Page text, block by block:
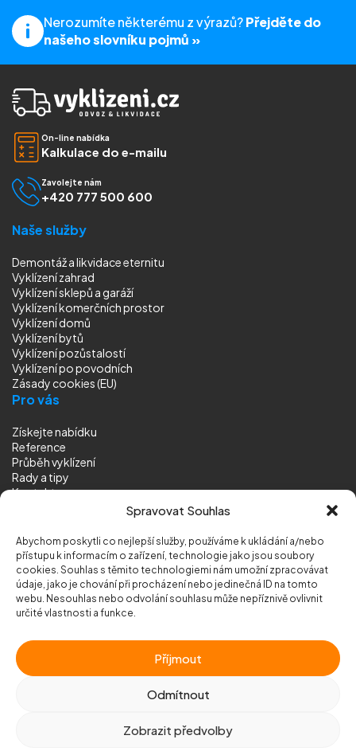
Spravovat Souhlas
Abychom poskytli co nejlepší služby, používáme k ukládání a/nebo
přístupu k informacím o zařízení, technologie jako jsou soubory
cookies. Souhlas s těmito technologiemi nám umožní zpracovávat
údaje, jako je chování při procházení nebo jedinečná ID na tomto
webu. Nesouhlas nebo odvolání souhlasu může nepříznivě ovlivnit
určité vlastnosti a funkce.
Příjmout
Odmítnout
Zobrazit předvolby
Nerozumíte některému z výrazů?Přejděte do
našeho slovníku pojmů »
On-line nabídka
Kalkulace do e-mailu
Zavolejte nám
+420 777 500 600
Naše služby
Demontáž a likvidace eternitu
Vyklízení zahrad
Vyklízení sklepů a garáží
Vyklízení komerčních prostor
Vyklízení domů
Vyklízení bytů
Vyklízení pozůstalostí
Vyklízenípo povodních
Zásady cookies (EU)
Pro vás
Získejte nabídku
Reference
Průběh vyklízení
Rady a tipy
Kontakt
© 2026 Vyklizeni.cz (mapa stránek)
Chráněno služboureCAPTCHA
Zavolejte nám